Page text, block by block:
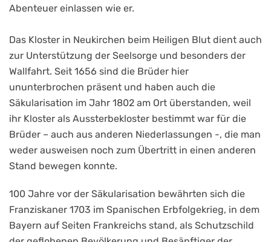
Abenteuer einlassen wie er.
Das Kloster in Neukirchen beim Heiligen Blut dient auch
zur Unterstützung der Seelsorge und besonders der
Wallfahrt. Seit 1656 sind die Brüder hier
ununterbrochen präsent und haben auch die
Säkularisation im Jahr 1802 am Ort überstanden, weil
ihr Kloster als Aussterbekloster bestimmt war für die
Brüder – auch aus anderen Niederlassungen -, die man
weder ausweisen noch zum Übertritt in einen anderen
Stand bewegen konnte.
100 Jahre vor der Säkularisation bewährten sich die
Franziskaner 1703 im Spanischen Erbfolgekrieg, in dem
Bayern auf Seiten Frankreichs stand, als Schutzschild